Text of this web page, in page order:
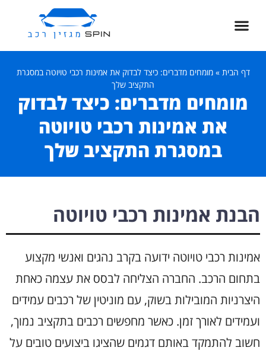
דף הבית »מומחים מדברים: כיצד לבדוק את אמינות רכבי טויוטה במסגרת
התקציב שלך
מומחים מדברים: כיצד לבדוק
את אמינות רכבי טויוטה
במסגרת התקציב שלך
הבנת אמינות רכבי טויוטה
אמינות רכבי טויוטה ידועה בקרב נהגים ואנשי מקצוע
בתחום הרכב. החברה הצליחה לבסס את עצמה כאחת
היצרניות המובילות בשוק, עם מוניטין של רכבים עמידים
ועמידים לאורך זמן. כאשר מחפשים רכבים בתקציב נמוך,
חשוב להתמקד באותם דגמים שהציגו ביצועים טובים על